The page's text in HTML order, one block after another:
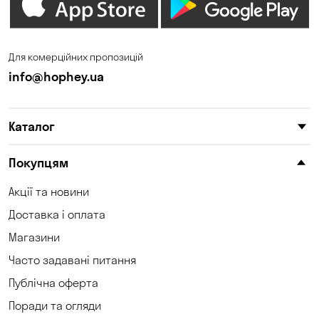
Дніпро Зазим’є
Кам'янське
Корсунці
Коцюбинське
Крюківщина
Для комерційних пропозицій
info@hophey.ua
Каталог
Покупцям
Акції та новини
Доставка і оплата
Магазини
Часто задавані питання
Публічна оферта
Поради та огляди